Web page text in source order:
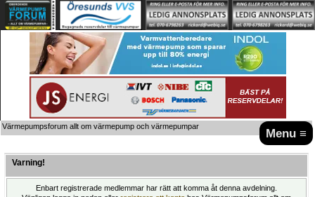
Menu ≡
Värmepumpsforum allt om värmepump och värmepumpar
Varning!
Enbart registrerade medlemmar har rätt att komma åt denna avdelning.